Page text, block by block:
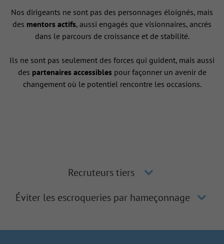
Nos dirigeants ne sont pas des personnages éloignés, mais
des mentors actifs, aussi engagés que visionnaires, ancrés
dans le parcours de croissance et de stabilité.
Ils ne sont pas seulement des forces qui guident, mais aussi
des partenaires accessiblespour façonner un avenir de
changement où le potentiel rencontre les occasions.
Recruteurs tiers
Éviter les escroqueries par hameçonnage